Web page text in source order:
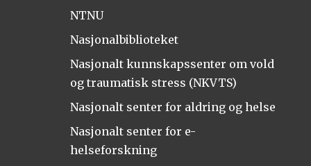
NTNU
Nasjonalbiblioteket
Nasjonalt kunnskapssenter om vold
og traumatisk stress (NKVTS)
Nasjonalt senter for aldring og helse
Nasjonalt senter for e-
helseforskning